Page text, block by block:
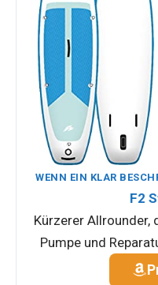
WENN EIN KLAR
F2
Kürzerer Allrounder,
Pumpe und